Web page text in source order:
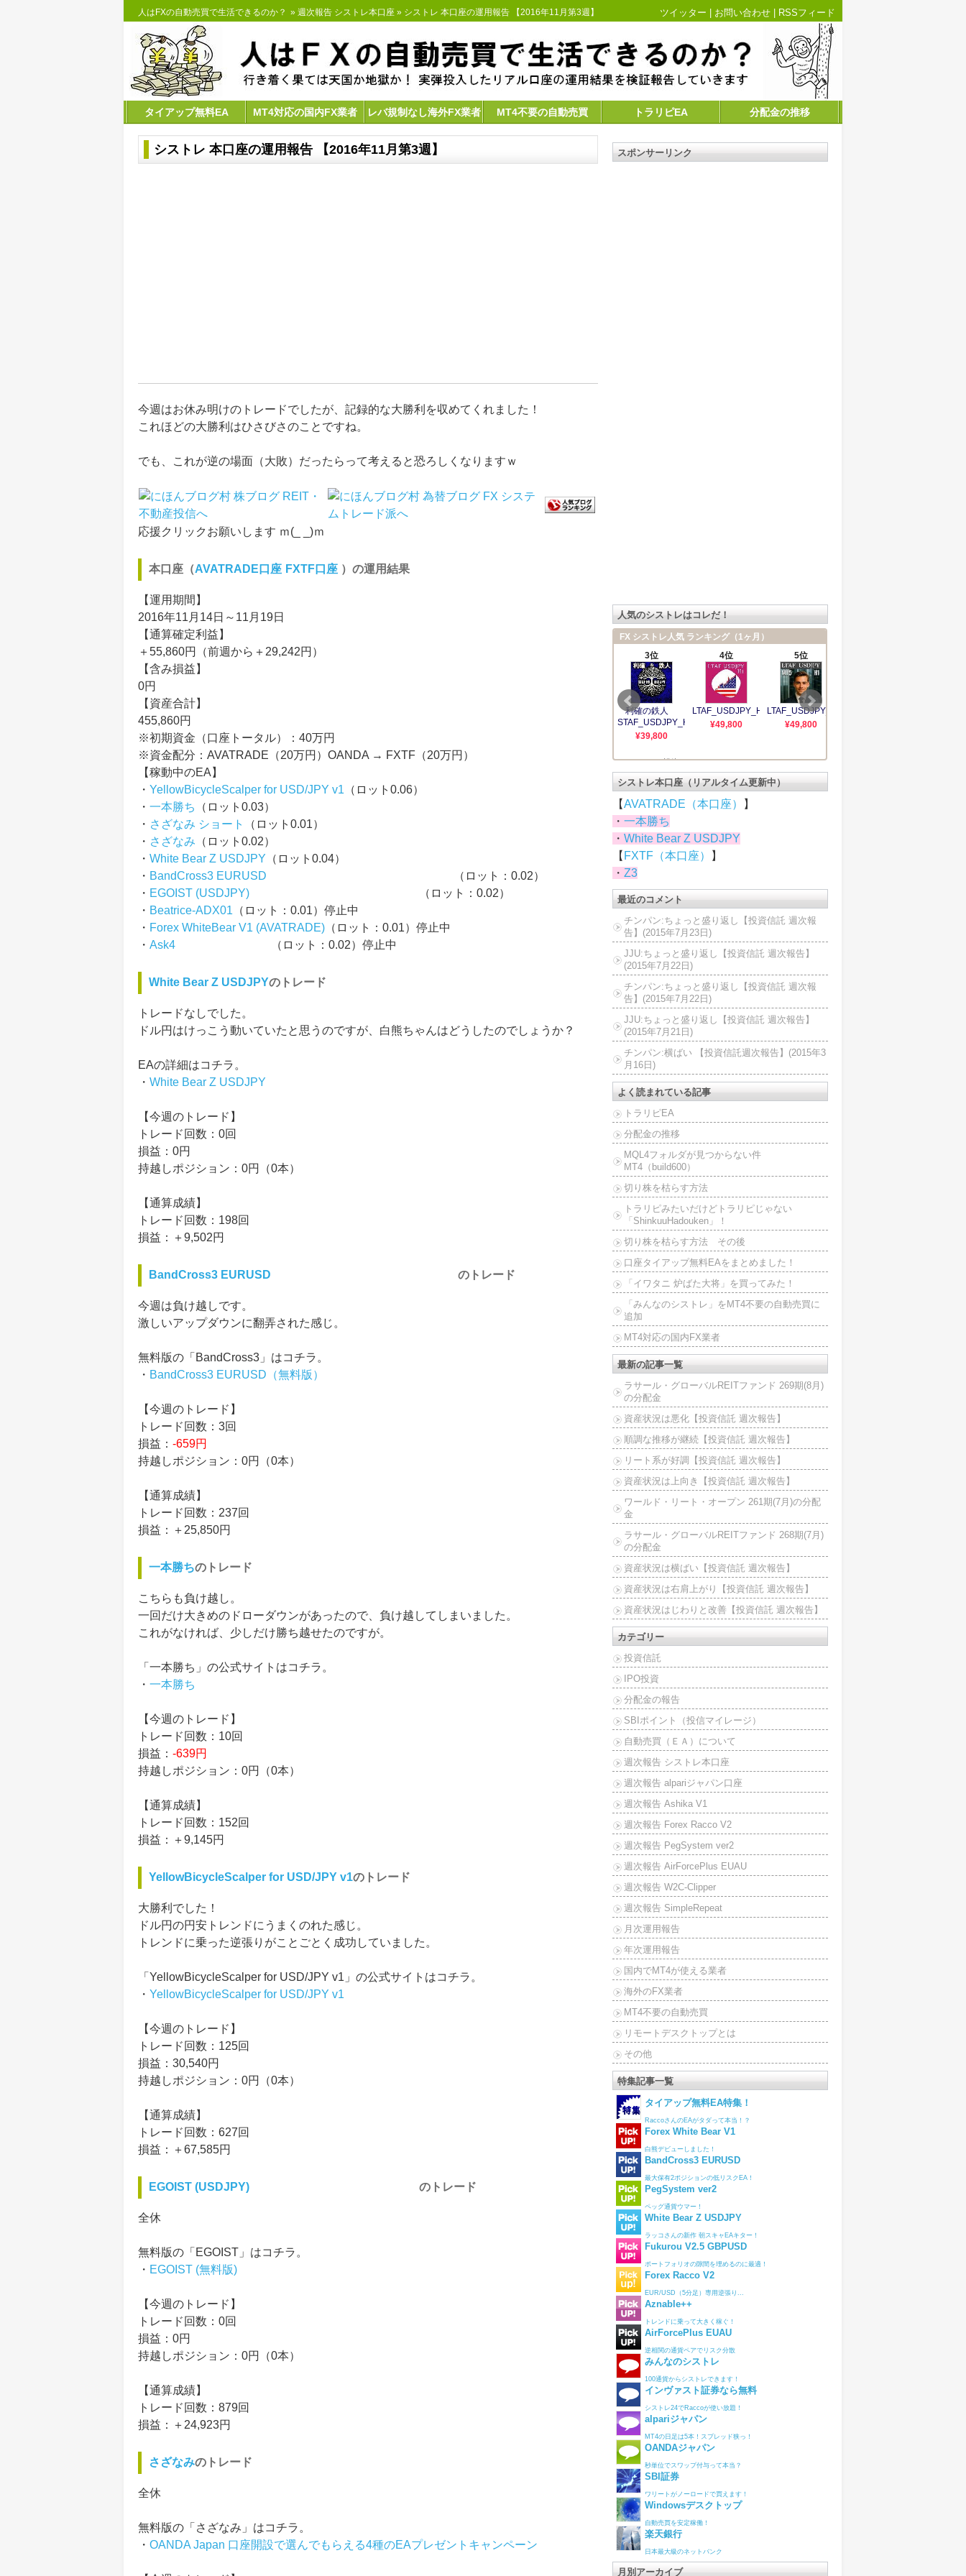
人はFXの自動売買で生活できるのか？ » 週次報告 シストレ本口座 » シストレ 本口座の運用報告 【2016年11月第3週】 ツイッター お問い合わせ RSSフィード
タイアップ無料EA MT4対応の国内FX業者 レバ規制なし海外FX業者 MT4不要の自動売買 トラリピEA 分配金の推移
シストレ 本口座の運用報告 【2016年11月第3週】
今週はお休み明けのトレードでしたが、記録的な大勝利を収めてくれました！
これほどの大勝利はひさびさのことですね。
でも、これが逆の場面（大敗）だったらって考えると恐ろしくなりますｗ
応援クリックお願いします ｍ(_ _)ｍ
本口座（AVATRADE口座 FXTF口座 ）の運用結果
【運用期間】
2016年11月14日～11月19日
【通算確定利益】
＋55,860円（前週から＋29,242円）
【含み損益】
0円
【資産合計】
455,860円
※初期資金（口座トータル）：40万円
※資金配分：AVATRADE（20万円）OANDA → FXTF（20万円）
【稼動中のEA】
・ YellowBicycleScalper for USD/JPY v1 （ロット0.06）
・ 一本勝ち
（ロット0.03）
・ さざなみ ショート
（ロット0.01）
・ さざなみ （ロット0.02）
・ White Bear Z USDJPY （ロット0.04）
・ BandCross3 EURUSD
（ロット：0.02）
・ EGOIST (USDJPY)
（ロット：0.02）
・ Beatrice-ADX01 （ロット：0.01）停止中
・ Forex WhiteBear V1 (AVATRADE) （ロット：0.01）停止中
・ Ask4 （ロット：0.02）停止中
White Bear Z USDJPYのトレード
トレードなしでした。
ドル円はけっこう動いていたと思うのですが、白熊ちゃんはどうしたのでしょうか？
EAの詳細はコチラ。
・ White Bear Z USDJPY
【今週のトレード】
トレード回数：0回
損益：0円
持越しポジション：0円（0本）
【通算成績】
トレード回数：198回
損益：＋9,502円
BandCross3 EURUSD のトレード
今週は負け越しです。
激しいアップダウンに翻弄された感じ。
無料版の「BandCross3」はコチラ。
・ BandCross3 EURUSD（無料版）
【今週のトレード】
トレード回数：3回
損益： -659円
持越しポジション：0円（0本）
【通算成績】
トレード回数：237回
損益：＋25,850円
一本勝ちのトレード
こちらも負け越し。
一回だけ大きめのドローダウンがあったので、負け越してしまいました。
これがなければ、少しだけ勝ち越せたのですが。
「一本勝ち」の公式サイトはコチラ。
・ 一本勝ち
【今週のトレード】
トレード回数：10回
損益： -639円
持越しポジション：0円（0本）
【通算成績】
トレード回数：152回
損益：＋9,145円
YellowBicycleScalper for USD/JPY v1のトレード
大勝利でした！
ドル円の円安トレンドにうまくのれた感じ。
トレンドに乗った逆張りがことごとく成功していました。
「YellowBicycleScalper for USD/JPY v1」の公式サイトはコチラ。
・ YellowBicycleScalper for USD/JPY v1
【今週のトレード】
トレード回数：125回
損益：30,540円
持越しポジション：0円（0本）
【通算成績】
トレード回数：627回
損益：＋67,585円
EGOIST (USDJPY) のトレード
全休
無料版の「EGOIST」はコチラ。
・ EGOIST (無料版)
【今週のトレード】
トレード回数：0回
損益：0円
持越しポジション：0円（0本）
【通算成績】
トレード回数：879回
損益：＋24,923円
さざなみのトレード
全休
無料版の「さざなみ」はコチラ。
・ OANDA Japan 口座開設で選んでもらえる4種のEAプレゼントキャンペーン
スポンサーリンク
人気のシストレはコレだ！
シストレ本口座（リアルタイム更新中）
【AVATRADE（本口座）
】
・ 一本勝ち
・ White Bear Z USDJPY
【 FXTF（本口座）
】
・ Z3
最近のコメント
チンパン:ちょっと盛り返し【投資信託 週次報
告】(2015年7月23日)
JJU:ちょっと盛り返し【投資信託 週次報告】
(2015年7月22日)
チンパン:ちょっと盛り返し【投資信託 週次報
告】(2015年7月22日)
JJU:ちょっと盛り返し【投資信託 週次報告】
(2015年7月21日)
チンパン:横ばい 【投資信託週次報告】(2015年3
月16日)
よく読まれている記事
トラリピEA
分配金の推移
MQL4フォルダが見つからない件
MT4（build600）
切り株を枯らす方法
トラリピみたいだけどトラリピじゃない
「ShinkuuHadouken」！
切り株を枯らす方法 その後
口座タイアップ無料EAをまとめました！
「イワタニ 炉ばた大将」を買ってみた！
「みんなのシストレ」をMT4不要の自動売買に
追加
MT4対応の国内FX業者
最新の記事一覧
ラサール・グローバルREITファンド 269期(8月)
の分配金
資産状況は悪化【投資信託 週次報告】
順調な推移が継続【投資信託 週次報告】
リート系が好調【投資信託 週次報告】
資産状況は上向き【投資信託 週次報告】
ワールド・リート・オープン 261期(7月)の分配
金
ラサール・グローバルREITファンド 268期(7月)
の分配金
資産状況は横ばい【投資信託 週次報告】
資産状況は右肩上がり【投資信託 週次報告】
資産状況はじわりと改善【投資信託 週次報告】
カテゴリー
投資信託
IPO投資
分配金の報告
SBIポイント（投信マイレージ）
自動売買（ＥＡ）について
週次報告 シストレ本口座
週次報告 alpariジャパン口座
週次報告 Ashika V1
週次報告 Forex Racco V2
週次報告 PegSystem ver2
週次報告 AirForcePlus EUAU
週次報告 W2C-Clipper
週次報告 SimpleRepeat
月次運用報告
年次運用報告
国内でMT4が使える業者
海外のFX業者
MT4不要の自動売買
リモートデスクトップとは
その他
特集記事一覧
タイアップ無料EA特集！
RaccoさんのEAがタダって本当！？
Forex White Bear V1
白熊デビューしました！
BandCross3 EURUSD
最大保有2ポジションの低リスクEA！
PegSystem ver2
ペッグ通貨ウマー！
White Bear Z USDJPY
ラッコさんの新作 朝スキャEAキター！
Fukurou V2.5 GBPUSD
ポートフォリオの隙間を埋めるのに最適！
Forex Racco V2
EUR/USD（5分足）専用逆張り...
Aznable++
トレンドに乗って大きく稼ぐ！
AirForcePlus EUAU
逆相関の通貨ペアでリスク分散
みんなのシストレ
100通貨からシストレできます！
インヴァスト証券なら無料
シストレ24でRaccoが使い放題！
alpariジャパン
MT4の日足は5本！スプレッド狭っ！
OANDAジャパン
秒単位でスワップ付与って本当？
SBI証券
ワリートがノーロードで買えます！
Windowsデスクトップ
自動売買を安定稼働！
楽天銀行
日本最大級のネットバンク
月別アーカイブ